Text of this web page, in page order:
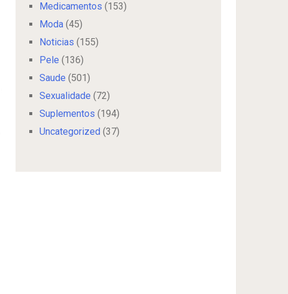
Medicamentos (153)
Moda (45)
Noticias (155)
Pele (136)
Saude (501)
Sexualidade (72)
Suplementos (194)
Uncategorized (37)